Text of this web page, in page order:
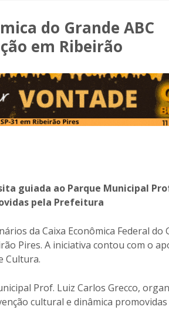
do Grande ABC
em Ribeirão
guiada ao Parque Municipal
pela Prefeitura
da Caixa Econômica Federal do
Pires. A iniciativa contou com o
Cultura.
Prof. Luiz Carlos Grecco,
cultural e dinâmica promovidas